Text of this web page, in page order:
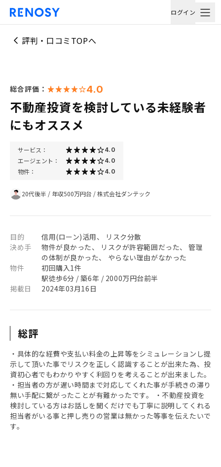
ログイン
評判・口コミTOPへ
総合評価： 4.0
不動産投資を検討している未経験者
にもオススメ
サービス： 4.0
エージェント： 4.0
物件： 4.0
20代後半 / 年収500万円台 /株式会社ダンテック
目的
信用(ローン)活用、 リスク分散
決め手
物件が良かった、 リスクが許容範囲だった、 管理
の体制が良かった、 やらない理由がなかった
物件
初回購入1件
駅徒歩6分 / 築6年 / 2000万円台前半
掲載日
2024年03月16日
総評
・具体的な経費や支払い料金の上昇等をシミュレーションし提
示して頂いた事でリスクを正しく認識することが出来た為、投
資初心者でもわかりやすく利回りを考えることが出来ました。
・担当者の方が遅い時間まで対応してくれた事が手続きの滞り
無い手配に繋がったことが有難かったです。 ・不動産投資を
検討している方はお話しを聞くだけでも丁寧に説明してくれる
担当者がいる事と押し売りの営業は無かった等事を伝えたいで
す。